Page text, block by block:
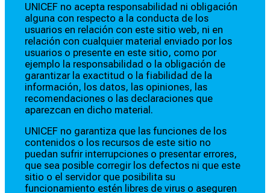
UNICEF no acepta responsabilidad ni obligación
alguna con respecto a la conducta de los
usuarios en relación con este sitio web, ni en
relación con cualquier material enviado por los
usuarios o presente en este sitio, como por
ejemplo la responsabilidad o la obligación de
garantizar la exactitud o la fiabilidad de la
información, los datos, las opiniones, las
recomendaciones o las declaraciones que
aparezcan en dicho material.
UNICEF no garantiza que las funciones de los
contenidos o los recursos de este sitio no
puedan sufrir interrupciones o presentar errores,
que sea posible corregir los defectos ni que este
sitio o el servidor que posibilita su
funcionamiento estén libres de virus o aseguren